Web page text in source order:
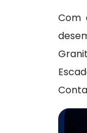
Com